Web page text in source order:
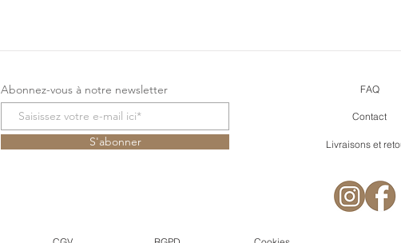
Abonnez-vous à notre newsletter
S'abonner
FAQ
Contact
Livraisons et